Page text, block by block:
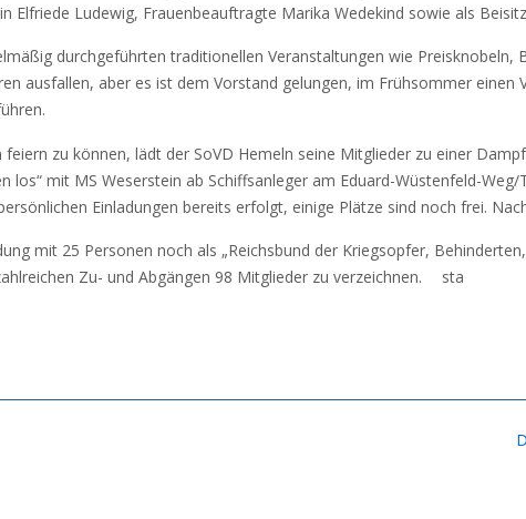
Elfriede Ludewig, Frauenbeauftragte Marika Wedekind sowie als
durchgeführten traditionellen Veranstaltungen wie
ausfallen, aber es ist dem Vorstand gelungen, im Frühsommer
zu können, lädt der SoVD Hemeln seine Mitglieder zu einer
los“ mit MS Weserstein ab Schiffsanleger am Eduard-Wüstenfeld-
Einladungen bereits erfolgt, einige Plätze sind noch frei.
mit 25 Personen noch als „Reichsbund der Kriegsopfer,
Zu- und Abgängen 98 Mitglieder zu verzeichnen. sta